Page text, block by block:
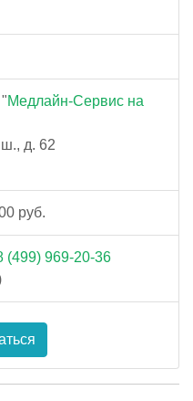
Медлайн-Сервис на
д. 62
руб.
(499) 969-20-36